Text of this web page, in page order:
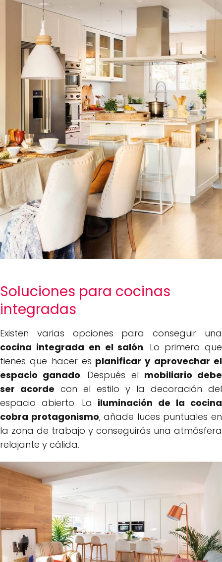
Soluciones para cocinas
integradas
Existen varias opciones para conseguir una
cocina integrada en el salón. Lo primero que
tienes que hacer es planificar y aprovechar el
espacio ganado. Después el mobiliario debe
ser acorde con el estilo y la decoración del
espacio abierto. La iluminación de la cocina
cobra protagonismo, añade luces puntuales en
la zona de trabajo y conseguirás una atmósfera
relajante y cálida.